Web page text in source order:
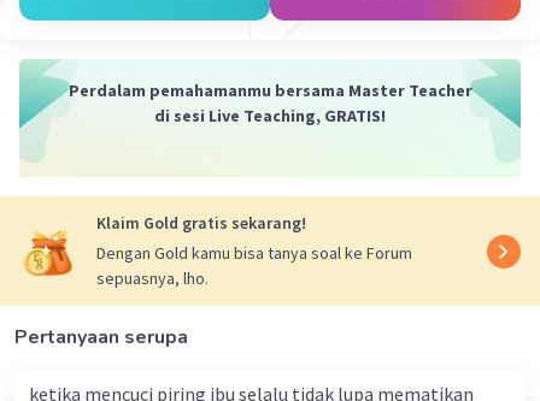
adalah dengan menjaga kebersihan diri. Kita bisa
- hindari berbagai alat makan dengan orang lain
Perdalam pemahamanmu bersama Master Teacher
di sesi Live Teaching, GRATIS!
Klaim Gold gratis sekarang!
Dengan Gold kamu bisa tanya soal ke Forum
sepuasnya, lho.
Pertanyaan serupa
ketika mencuci piring ibu selalu tidak lupa mematikan